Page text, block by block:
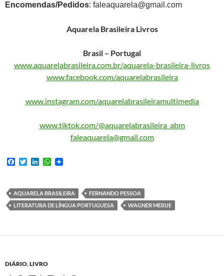
Encomendas/Pedidos: faleaquarela@gmail.com
Aquarela Brasileira Livros
Brasil – Portugal
www.aquarelabrasileira.com.br/aquarela-brasileira-livros
www.facebook.com/aquarelabrasileira
www.instagram.com/aquarelabrasileiramultimedia
www.tiktok.com/@aquarelabrasileira_abm
faleaquarela@gmail.com
F
b
o
o
T
t
e
r
e
d
I
W
s
A
p
AQUARELA BRASILEIRA
FERNANDO PESSOA
LITERATURA DE LÍNGUA PORTUGUESA
WAGNER MERIJE
DIÁRIO,LIVRO